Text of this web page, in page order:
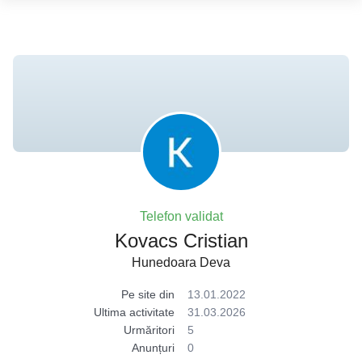
Telefon validat
Kovacs Cristian
Hunedoara Deva
Pe site din
13.01.2022
Ultima activitate
31.03.2026
Urmăritori
5
Anunțuri
0